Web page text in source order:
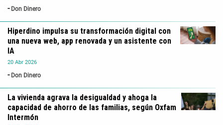
Don Dinero
20 Abr 2026
Don Dinero
Hiperdino impulsa su transformación digital con
una nueva web, app renovada y un asistente con
IA
La vivienda agrava la desigualdad y ahoga la
capacidad de ahorro de las familias, según Oxfam
Intermón